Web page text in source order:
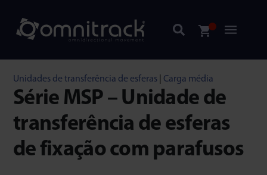
Unidades de transferência de esferas Carga média
Série MSP – Unidade de
transferência de esferas
de fixação com parafusos